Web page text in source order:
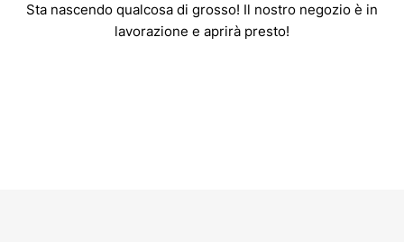
Sta nascendo qualcosa di grosso! Il nostro negozio è in
lavorazione e aprirà presto!